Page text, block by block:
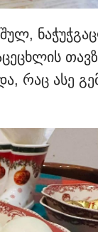
რაც ასე